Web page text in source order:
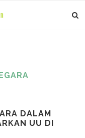
DALAM
UU DI